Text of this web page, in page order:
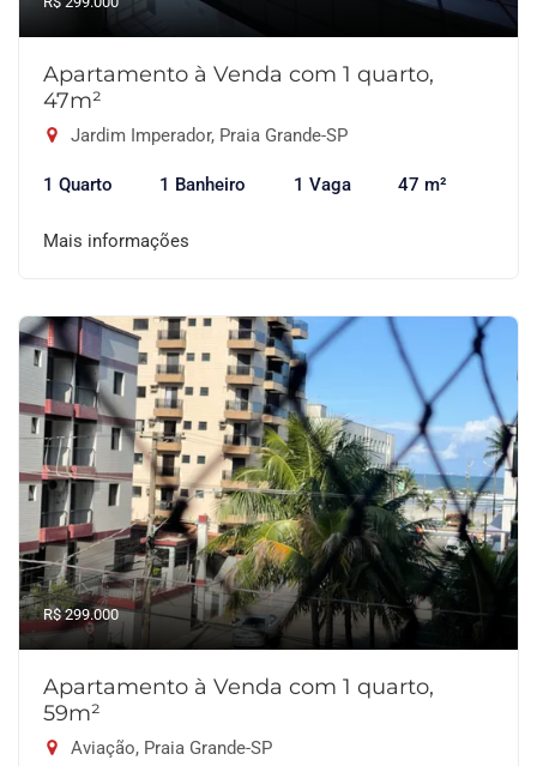
Apartamento à Venda com 1 quarto,
47m²
Jardim Imperador, Praia Grande-SP
1 Quarto 1 Banheiro 1 Vaga 47 m²
Mais informações
R$ 299.000
Apartamento à Venda com 1 quarto,
59m²
Aviação, Praia Grande-SP